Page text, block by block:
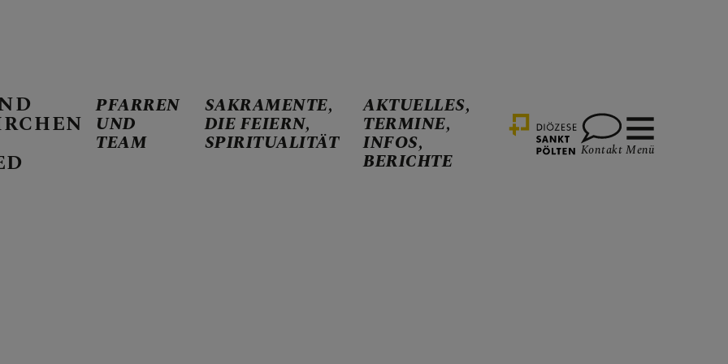
TEAM
PFARREN
UND
TEAM
SAKRAMENTE,
DIE FEIERN,
SPIRITUALITÄT
AKTUELLES,
TERMINE,
INFOS,
BERICHTE Kontakt Menü